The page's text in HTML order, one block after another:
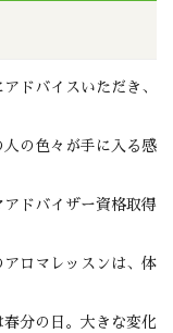
ドバイスいただき、
人の色々が手に入る感
アドバイザー資格取得
アロマレッスンは、体
春分の日。大きな変化